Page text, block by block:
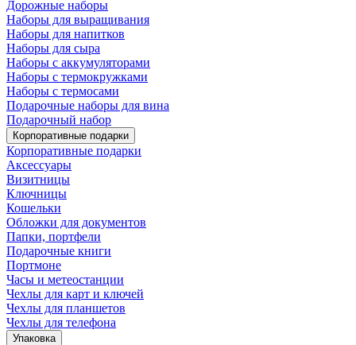
Дорожные наборы
Наборы для выращивания
Наборы для напитков
Наборы для сыра
Наборы с аккумуляторами
Наборы с термокружками
Наборы с термосами
Подарочные наборы для вина
Подарочный набор
Корпоративные подарки
Корпоративные подарки
Аксессуары
Визитницы
Ключницы
Кошельки
Обложки для документов
Папки, портфели
Подарочные книги
Портмоне
Часы и метеостанции
Чехлы для карт и ключей
Чехлы для планшетов
Чехлы для телефона
Упаковка